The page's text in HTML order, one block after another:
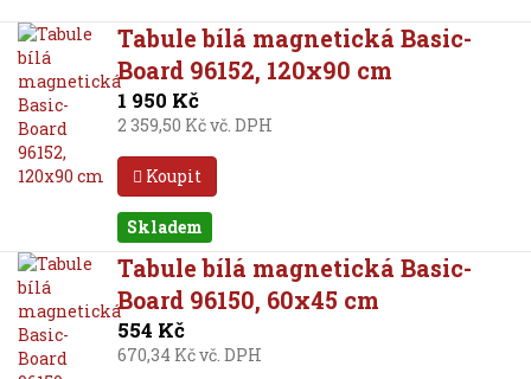
Tabule bílá magnetická Basic-
Board 96152, 120x90 cm
1 950 Kč
2 359,50 Kč vč. DPH
Koupit
Skladem
Tabule bílá magnetická Basic-
Board 96150, 60x45 cm
554 Kč
670,34 Kč vč. DPH